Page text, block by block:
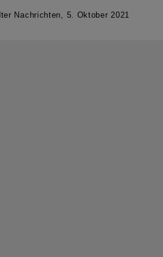
Nachrichten, 5. Oktober 2021